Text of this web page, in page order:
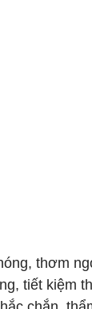
thơm
tiết kiệm